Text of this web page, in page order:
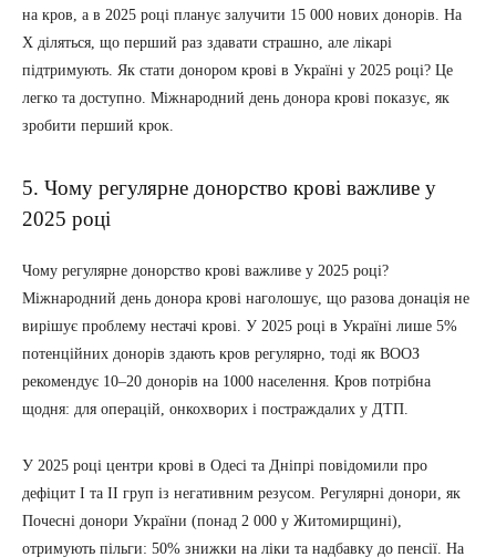
на кров, а в 2025 році планує залучити 15 000 нових донорів. На
X діляться, що перший раз здавати страшно, але лікарі
підтримують. Як стати донором крові в Україні у 2025 році? Це
легко та доступно. Міжнародний день донора крові показує, як
зробити перший крок.
5. Чому регулярне донорство крові важливе у
2025 році
Чому регулярне донорство крові важливе у 2025 році?
Міжнародний день донора крові наголошує, що разова донація не
вирішує проблему нестачі крові. У 2025 році в Україні лише 5%
потенційних донорів здають кров регулярно, тоді як ВООЗ
рекомендує 10–20 донорів на 1000 населення. Кров потрібна
щодня: для операцій, онкохворих і постраждалих у ДТП.
У 2025 році центри крові в Одесі та Дніпрі повідомили про
дефіцит I та II груп із негативним резусом. Регулярні донори, як
Почесні донори України (понад 2 000 у Житомирщині),
отримують пільги: 50% знижки на ліки та надбавку до пенсії. На